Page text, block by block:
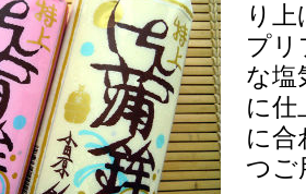
り
プリ
な塩
に仕
に合
つご